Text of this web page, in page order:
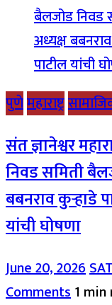
पुणेमहाराष्ट्र
संत ज्ञानेश्वर
निवड समिती
बबनराव कुऱ्हाडे
यांची घोषणा
June 20, 2026
Comments1 min